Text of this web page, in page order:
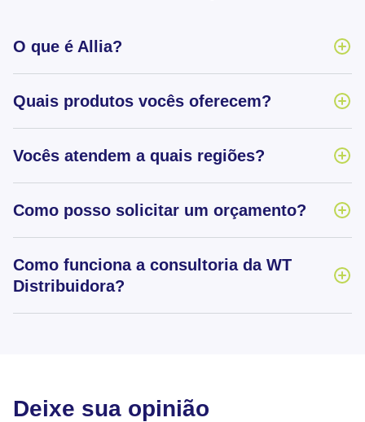
O que é Allia?
Quais produtos vocês oferecem?
Vocês atendem a quais regiões?
Como posso solicitar um orçamento?
Como funciona a consultoria da WT
Distribuidora?
Deixe sua opinião